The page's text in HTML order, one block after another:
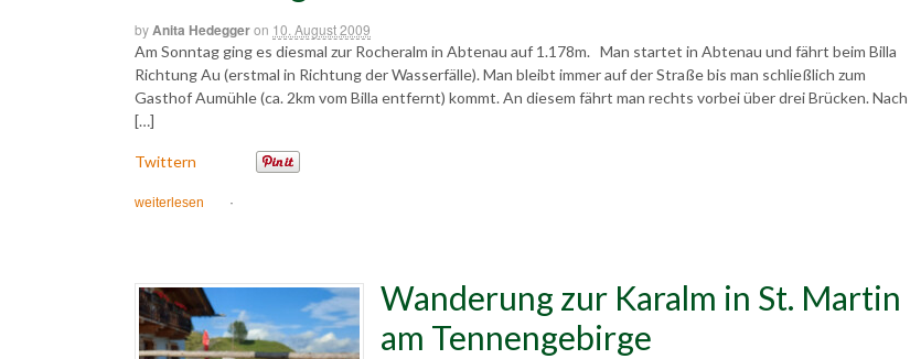
by Anita Hedeggeron 10. August 2009
Am Sonntag ging es diesmal zur Rocheralm in Abtenau auf 1.178m. Man startet in Abtenau und fährt beim Billa
Richtung Au (erstmal in Richtung der Wasserfälle). Man bleibt immer auf der Straße bis man schließlich zum
Gasthof Aumühle (ca. 2km vom Billa entfernt) kommt. An diesem fährt man rechts vorbei über drei Brücken. Nach
[…]
Twittern
weiterlesen ·
Wanderung zur Karalm in St. Martin
am Tennengebirge